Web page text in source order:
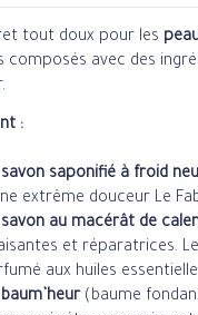
tout doux pour les
composés avec des
:
savon saponifié à froid
extrême douceur Le
savon au macérât de
et réparatrices.
aux huiles
baum’heur (baume